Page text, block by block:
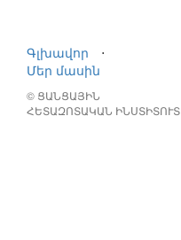
Գլխավոր
⋅
Մեր մասին
© ՑԱՆՑԱՅԻՆ
ՀԵՏԱԶՈՏԱԿԱՆ ԻՆՍՏԻՏՈՒՏ